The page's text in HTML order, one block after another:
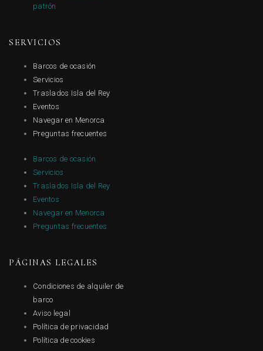
patrón
SERVICIOS
Barcos de ocasión
Servicios
Traslados Isla del Rey
Eventos
Navegar en Menorca
Preguntas frecuentes
Barcos de ocasión
Servicios
Traslados Isla del Rey
Eventos
Navegar en Menorca
Preguntas frecuentes
PÁGINAS LEGALES
Condiciones de alquiler de
barco
Aviso legal
Política de privacidad
Política de cookies